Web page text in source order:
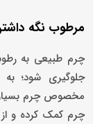
مرطوب نگه‌
چرم طبیعی به
جلوگیری شود؛
مخصوص چرم
چرم کمک کرده و